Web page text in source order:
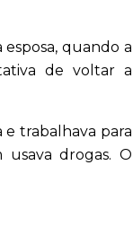
esposa, quando a
de voltar a
trabalhava para
drogas. O